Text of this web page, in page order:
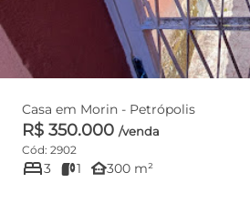
Casa em Morin - Petrópolis
R$ 350.000 /venda
Cód: 2902
bed3 1 other_houses300 m²